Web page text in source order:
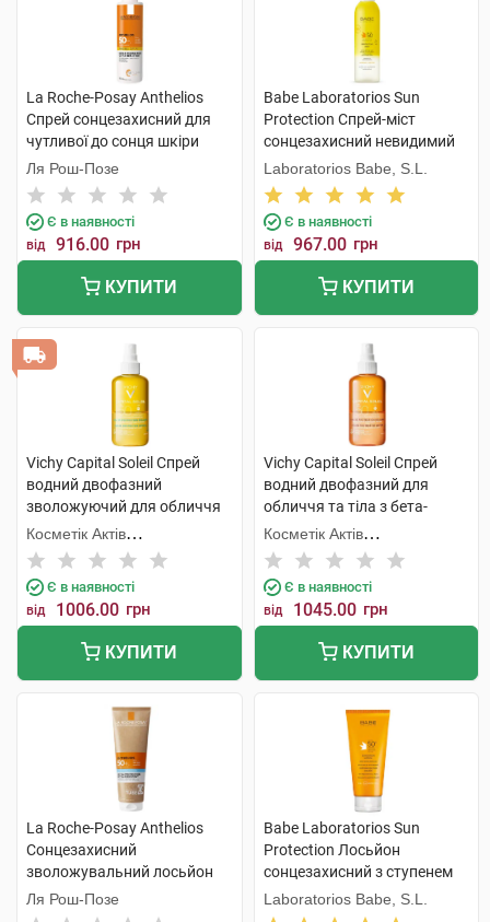
La Roche-Posay Anthelios
Спрей сонцезахисний для
чутливої до сонця шкіри
обличчя та тіла SPF50+ 200
мл 1 флакон
Ля Рош-Позе
Є в наявності
від 916.00 грн
КУПИТИ
Babe Laboratorios Sun
Protection Спрей-міст
сонцезахисний невидимий
для обличчя, тіла та волосся
з SPF50 150 мл 1 флакон
Laboratorios Babe, S.L.
Є в наявності
від 967.00 грн
КУПИТИ
Vichy Capital Soleil Спрей
водний двофазний
зволожуючий для обличчя
та тіла з гіалуроновою
кислотою SPF50 200 мл 1
флакон
Косметік Актів
Інтернаціональ
Є в наявності
від 1006.00 грн
КУПИТИ
Vichy Capital Soleil Спрей
водний двофазний для
обличчя та тіла з бета-
каротином, що посилює
засмагу SPF50 200 мл 1
флакон
Косметік Актів
Інтернаціональ
Є в наявності
від 1045.00 грн
КУПИТИ
La Roche-Posay Anthelios
Сонцезахисний
зволожувальний лосьйон
для обличчя та тіла SPF50+
250 мл 1 туба
Ля Рош-Позе
Babe Laboratorios Sun
Protection Лосьйон
сонцезахисний з ступенем
захисту SPF 50+ і
заспокійливими активними
Laboratorios Babe, S.L.